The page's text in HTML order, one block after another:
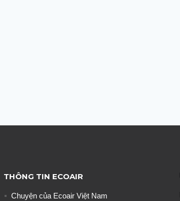
THÔNG TIN ECOAIR
Chuyện của Ecoair Việt Nam